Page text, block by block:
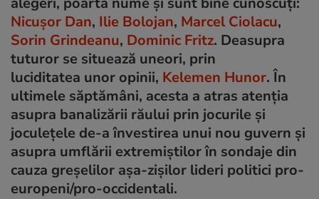
Nicușor Dan, Ilie Bolojan, Marcel Ciolacu,
Sorin Grindeanu, Dominic Fritz. Deasupra
tuturor se situează uneori, prin
luciditatea unor opinii, Kelemen Hunor. În
ultimele săptămâni, acesta a atras atenția
asupra banalizării răului prin jocurile și
joculețele de-a învestirea unui nou guvern și
asupra umflării extremiștilor în sondaje din
cauza greșelilor așa-zișilor lideri politici pro-
europeni/pro-occidentali.